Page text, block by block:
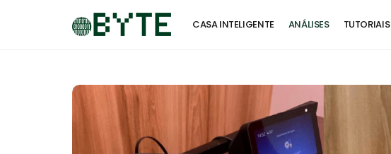
CASA INTELIGENTE ANÁLISES TUTORIAIS